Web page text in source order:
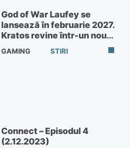
God of War Laufey se
lansează în februarie 2027.
Kratos revine într-un nou
God of War
GAMING STIRI
Connect – Episodul 4
(2.12.2023)